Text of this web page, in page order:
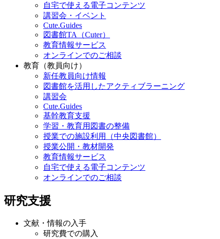
自宅で使える電子コンテンツ
講習会・イベント
Cute.Guides
図書館TA（Cuter）
教育情報サービス
オンラインでのご相談
教育（教員向け）
新任教員向け情報
図書館を活用したアクティブラーニング
講習会
Cute.Guides
基幹教育支援
学習・教育用図書の整備
授業での施設利用（中央図書館）
授業公開・教材開発
教育情報サービス
自宅で使える電子コンテンツ
オンラインでのご相談
研究支援
文献・情報の入手
研究費での購入